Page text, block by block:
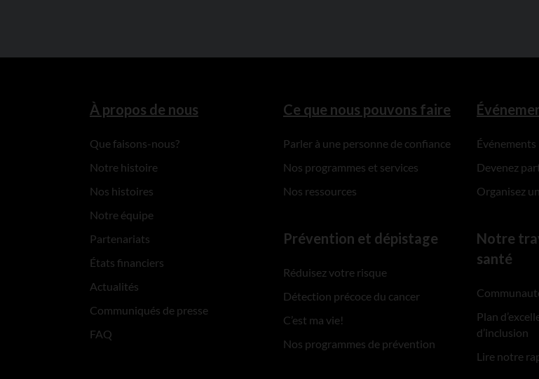
À propos de nous
Que faisons-nous?
Notre histoire
Nos histoires
Notre équipe
Partenariats
États financiers
Actualités
Communiqués de presse
FAQ
Ce que nous pouvons faire
Parler à une personne de confiance
Nos programmes et services
Nos ressources
Prévention et dépistage
Réduisez votre risque
Détection précoce du cancer
C’est ma vie!
Nos programmes de prévention
Événements
Devenez
Organisez
Notre
santé
Plan
d’inclusion
Lire notre